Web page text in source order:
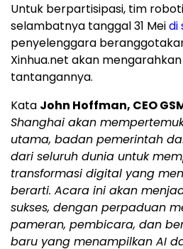
Untuk berpartisipasi, tim
selambatnya tanggal 31 Meidi
penyelenggara beranggotakan
Xinhua.net akan
tantangannya.
Kata John Hoffman, CEO
Shanghai akan
utama, badan pemerintah
dari seluruh dunia untuk
transformasi digital yang
berarti. Acara ini akan
sukses, dengan perpaduan
pameran, pembicara, dan
baru yang menampilkan AI